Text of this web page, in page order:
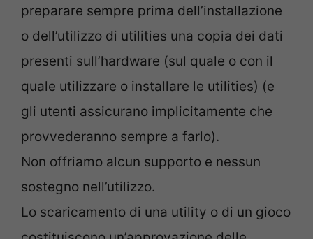
preparare sempre prima dell’installazione
o dell’utilizzo di utilities una copia dei dati
presenti sull’hardware (sul quale o con il
quale utilizzare o installare le utilities) (e
gli utenti assicurano implicitamente che
provvederanno sempre a farlo).
Non offriamo alcun supporto e nessun
sostegno nell’utilizzo.
Lo scaricamento di una utility o di un gioco